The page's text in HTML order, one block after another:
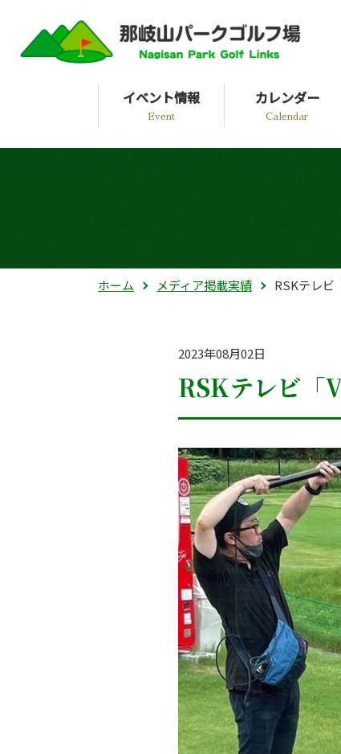
イベント情報
Event
カレンダー
Calendar
ホーム メディア掲載実績 RSKテレビ
2023年08月02日
RSKテレビ「